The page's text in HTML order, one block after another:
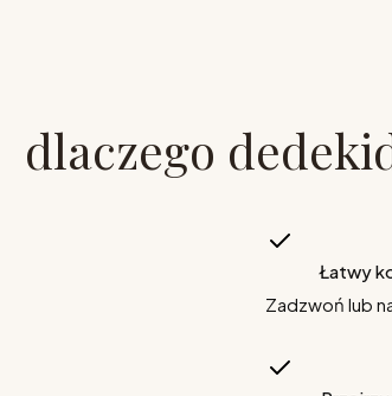
dlaczego
Łatwy
Zadzwoń lub